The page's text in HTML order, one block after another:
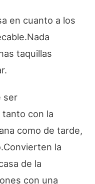
en cuanto a los
taquillas
ser
con la
como de tarde,
la
de la
con una